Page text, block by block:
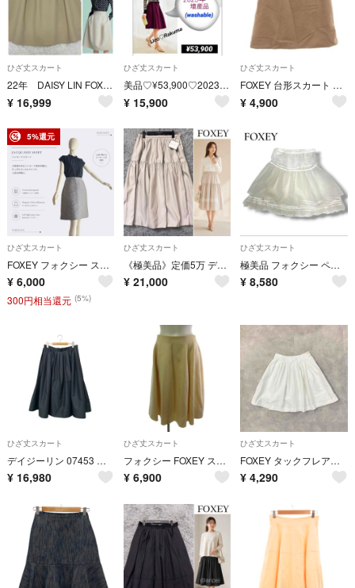
ひざ丈スカート
22年 DAISY LIN FOXEY High-Hip Skirt 06586
¥ 16,999
ひざ丈スカート
美品♡¥53,900♡2023年増産品♡FOXEY♡フレアスカート
¥ 15,900
ひざ丈スカート
FOXEY 台形スカート 40 ベージュ ひざ丈 フェイクスエード /NL
¥ 4,900
5%還元
ひざ丈スカート
FOXEY フォクシー スカート ジャガード グレー ひざ丈
¥ 6,000
300円相当還元 (5%)
ひざ丈スカート
《極美品》定価5万 デイジーリン スプレーローズ ギャザースカート グレージュ
¥ 21,000
ひざ丈スカート
極美品 フォクシー ペチコート パニエ チュール スカート 白 Fサイズ
¥ 8,580
ひざ丈スカート
デイジーリン 07453 スカート 42 ブラック フレア IT9MOQ340W78
¥ 16,980
ひざ丈スカート
フォクシー FOXEY スカート フレア 膝丈 アイボリー 40
¥ 6,900
ひざ丈スカート
FOXEY タックフレア膝丈スカート レディース L
¥ 4,290